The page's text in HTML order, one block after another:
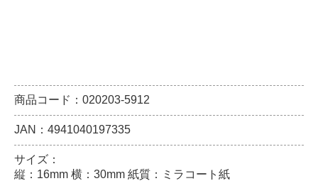
商品コード：020203-5912
JAN：4941040197335
サイズ：
縦：16mm 横：30mm 紙質：ミラコート紙